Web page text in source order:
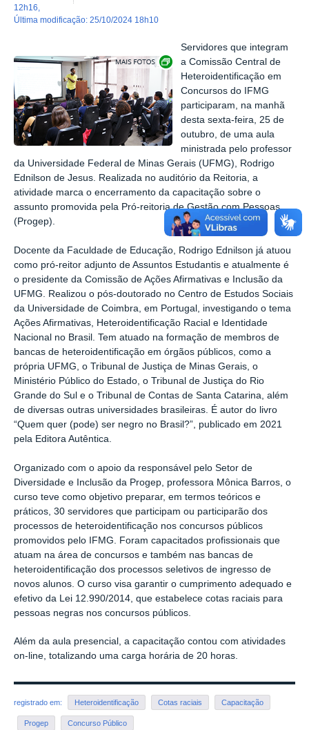
12h16
última modificação: 25/10/2024 18h10
Exibir carrossel de imagens
Servidores que integram
a Comissão Central de
Heteroidentificação em
Concursos do IFMG
participaram, na manhã
desta sexta-feira, 25 de
outubro, de uma aula
ministrada pelo professor
da Universidade Federal de Minas Gerais (UFMG), Rodrigo
Ednilson de Jesus. Realizada no auditório da Reitoria, a
atividade marca o encerramento da capacitação sobre o
assunto promovida pela Pró-reitoria de Gestão com Pessoas
(Progep).
Docente da Faculdade de Educação, Rodrigo Ednilson já atuou
como pró-reitor adjunto de Assuntos Estudantis e atualmente é
o presidente da Comissão de Ações Afirmativas e Inclusão da
UFMG. Realizou o pós-doutorado no Centro de Estudos Sociais
da Universidade de Coimbra, em Portugal, investigando o tema
Ações Afirmativas, Heteroidentificação Racial e Identidade
Nacional no Brasil. Tem atuado na formação de membros de
bancas de heteroidentificação em órgãos públicos, como a
própria UFMG, o Tribunal de Justiça de Minas Gerais, o
Ministério Público do Estado, o Tribunal de Justiça do Rio
Grande do Sul e o Tribunal de Contas de Santa Catarina, além
de diversas outras universidades brasileiras. É autor do livro
“Quem quer (pode) ser negro no Brasil?”, publicado em 2021
pela Editora Autêntica.
Organizado com o apoio da responsável pelo Setor de
Diversidade e Inclusão da Progep, professora Mônica Barros, o
curso teve como objetivo preparar, em termos teóricos e
práticos, 30 servidores que participam ou participarão dos
processos de heteroidentificação nos concursos públicos
promovidos pelo IFMG. Foram capacitados profissionais que
atuam na área de concursos e também nas bancas de
heteroidentificação dos processos seletivos de ingresso de
novos alunos. O curso visa garantir o cumprimento adequado e
efetivo da Lei 12.990/2014, que estabelece cotas raciais para
pessoas negras nos concursos públicos.
Além da aula presencial, a capacitação contou com atividades
on-line, totalizando uma carga horária de 20 horas.
registrado em: Heteroidentificação Cotas raciais Capacitação
Progep Concurso Público